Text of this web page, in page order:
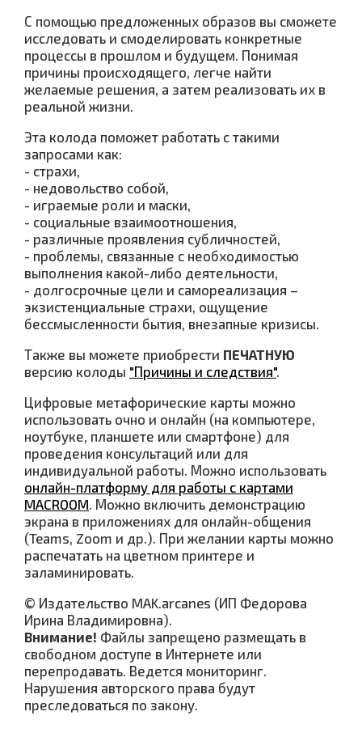
С помощью предложенных образов вы сможете
исследовать и смоделировать конкретные
процессы в прошлом и будущем. Понимая
причины происходящего, легче найти
желаемые решения, а затем реализовать их в
реальной жизни.
Эта колода поможет работать с такими
запросами как:
- страхи,
- недовольство собой,
- играемые роли и маски,
- социальные взаимоотношения,
- различные проявления субличностей,
- проблемы, связанные с необходимостью
выполнения какой-либо деятельности,
- долгосрочные цели и самореализация –
экзистенциальные страхи, ощущение
бессмысленности бытия, внезапные кризисы.
Также вы можете приобрести ПЕЧАТНУЮ
версию колоды "Причины и следствия".
Цифровые метафорические карты можно
использовать очно и онлайн (на компьютере,
ноутбуке, планшете или смартфоне) для
проведения консультаций или для
индивидуальной работы. Можно использовать
онлайн-платформу для работы с картами
MACROOM . Можно включить демонстрацию
экрана в приложениях для онлайн-общения
(Teams, Zoom и др.). При желании карты можно
распечатать на цветном принтере и
заламинировать.
© Издательство MAK.arcanes (ИП Федорова
Ирина Владимировна).
Внимание! Файлы запрещено размещать в
свободном доступе в Интернете или
перепродавать. Ведется мониторинг.
Нарушения авторского права будут
преследоваться по закону.